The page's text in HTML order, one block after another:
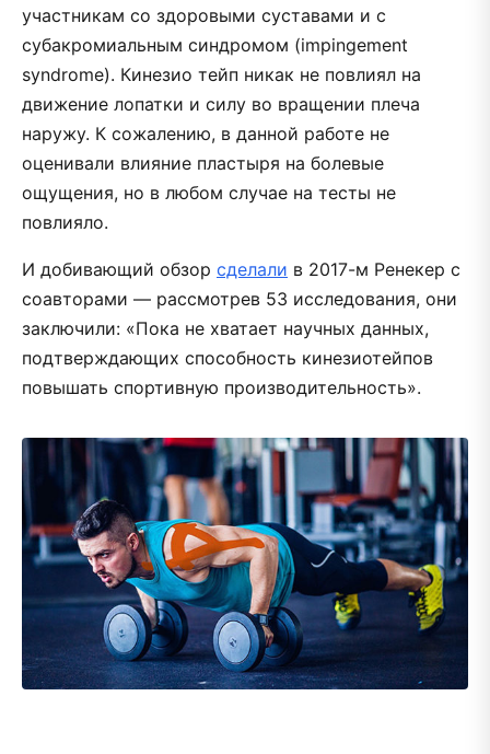
участникам со здоровыми суставами и с
субакромиальным синдромом (impingement
syndrome). Кинезио тейп никак не повлиял на
движение лопатки и силу во вращении плеча
наружу. К сожалению, в данной работе не
оценивали влияние пластыря на болевые
ощущения, но в любом случае на тесты не
повлияло.
И добивающий обзор сделали в 2017-м Ренекер с
соавторами — рассмотрев 53 исследования, они
заключили: «Пока не хватает научных данных,
подтверждающих способность кинезиотейпов
повышать спортивную производительность».